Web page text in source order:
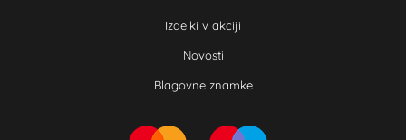
Izdelki v akciji
Novosti
Blagovne znamke